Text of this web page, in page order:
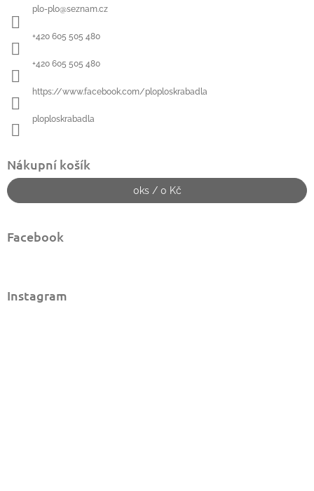
plo-plo@seznam.cz
+420 605 505 480
+420 605 505 480
https://www.facebook.com/ploploskrabadla
ploploskrabadla
Nákupní košík
0ks / 0 Kč
Facebook
Instagram